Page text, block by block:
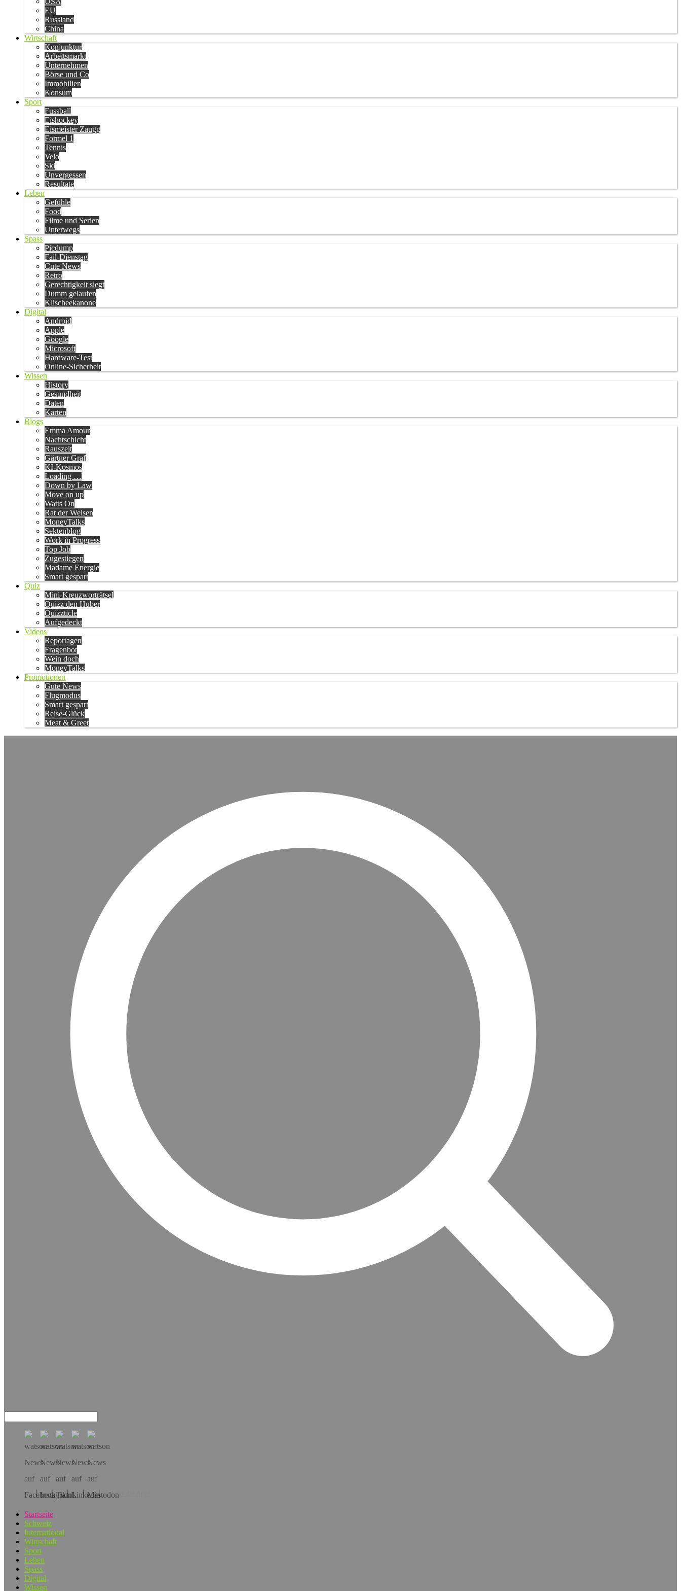
EU
Russland
China
Wirtschaft
Konjunktur
Arbeitsmarkt
Unternehmen
Börse und Co
Immobilien
Konsum
Sport
Fussball
Eishockey
Eismeister Zaugg
Formel 1
Tennis
Velo
Ski
Unvergessen
Resultate
Leben
Gefühle
Food
Filme und Serien
Unterwegs
Spass
Picdump
Fail-Dienstag
Cute News
Retro
Gerechtigkeit siegt
Dumm gelaufen
Klischeekanone
Digital
Android
Apple
Google
Microsoft
Hardware-Test
Online-Sicherheit
Wissen
History
Gesundheit
Daten
Karten
Blogs
Emma Amour
Nachtschicht
Rauszeit
Gärtner Graf
KI-Kosmos
Loading …
Down by Law
Move on up
Watts On
Rat der Weisen
MoneyTalks
Sektenblog
Work in Progress
Top Job
Zugestiegen
Madame Energie
Smart gespart
Quiz
Mini-Kreuzworträtsel
Quizz den Huber
Quizzticle
Aufgedeckt
Videos
Reportagen
Fragenbot
Wein doch
MoneyTalks
Promotionen
Gute News
Flugmodus
Smart gespart
Reise-Glück
Meat & Greet
Hol dir die App!
Startseite
Schweiz
International
Wirtschaft
Sport
Leben
Spass
Digital
Wissen